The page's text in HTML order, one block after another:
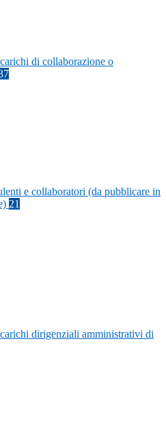
di collaborazione o
e collaboratori (da pubblicare in
21
dirigenziali amministrativi di